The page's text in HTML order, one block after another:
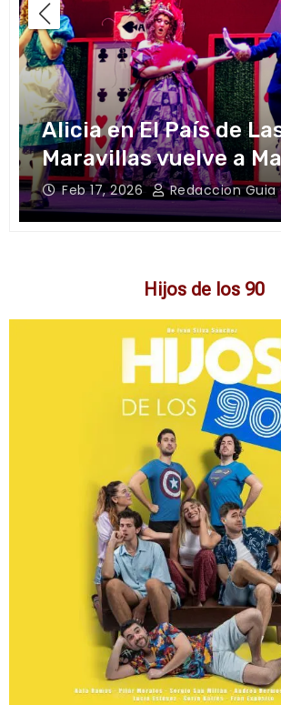
Alicia en El País de Las
Maravillas vuelve a
Feb 17, 2026 Redaccion Guia
Hijos de los 90